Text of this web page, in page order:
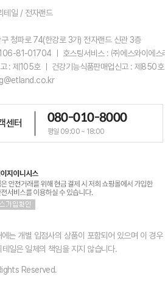
테일 / 전자랜드
청파로 74(한강로 3가) 전자랜드 신관 3층
81-01704 ㅣ 호스팅서비스 : ㈜에스와이에
: 제105호 ㅣ 건강기능식품판매업신고 : 제850
센터 080-010-8000
평일 09:00 ~ 18:00
는 개별 입점사의 상품이 포함되어 있으며 이 경
일은 일체의 책임을 지지 않습니다.
Reserved.